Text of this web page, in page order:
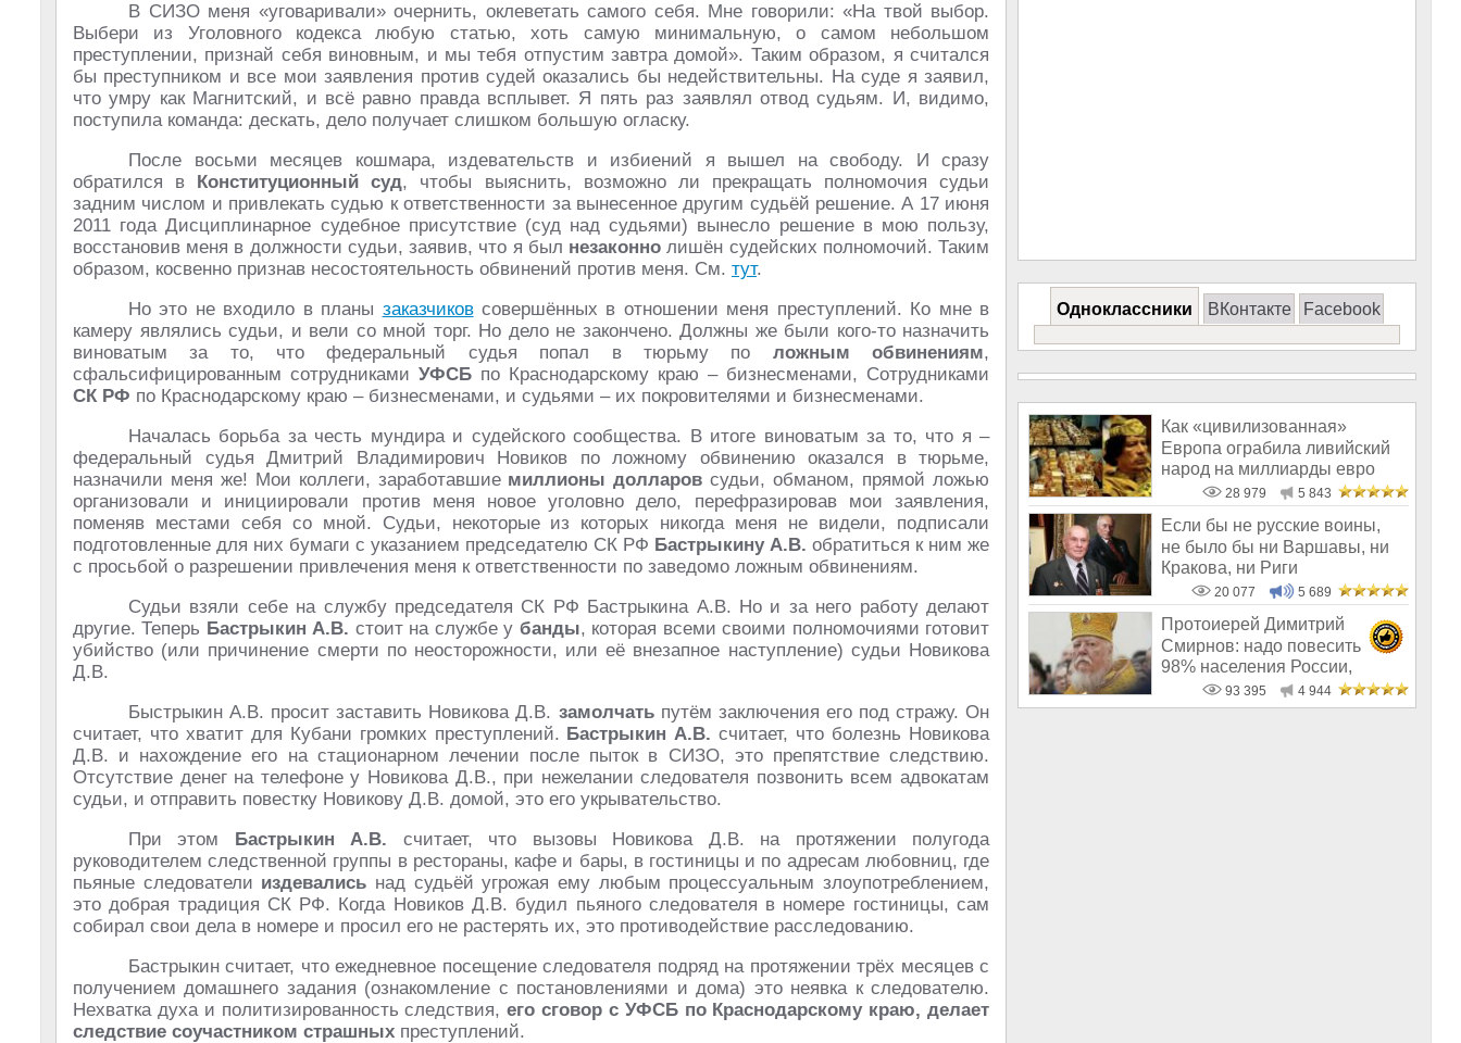
В СИЗО меня «уговаривали» очернить, оклеветать самого себя. Мне говорили: «На твой выбор.
Выбери из Уголовного кодекса любую статью, хоть самую минимальную, о самом небольшом
преступлении, признай себя виновным, и мы тебя отпустим завтра домой». Таким образом, я считался
бы преступником и все мои заявления против судей оказались бы недействительны. На суде я заявил,
что умру как Магнитский, и всё равно правда всплывет. Я пять раз заявлял отвод судьям. И, видимо,
поступила команда: дескать, дело получает слишком большую огласку.
После восьми месяцев кошмара, издевательств и избиений я вышел на свободу. И сразу
обратился в Конституционный суд, чтобы выяснить, возможно ли прекращать полномочия судьи
задним числом и привлекать судью к ответственности за вынесенное другим судьёй решение. А 17 июня
2011 года Дисциплинарное судебное присутствие (суд над судьями) вынесло решение в мою пользу,
восстановив меня в должности судьи, заявив, что я был незаконно лишён судейских полномочий. Таким
образом, косвенно признав несостоятельность обвинений против меня. См. тут.
Но это не входило в планы заказчиковсовершённых в отношении меня преступлений. Ко мне в
камеру являлись судьи, и вели со мной торг. Но дело не закончено. Должны же были кого-то назначить
виноватым за то, что федеральный судья попал в тюрьму по ложным обвинениям,
сфальсифицированным сотрудниками УФСБ по Краснодарскому краю – бизнесменами, Сотрудниками
СК РФ по Краснодарскому краю – бизнесменами, и судьями – их покровителями и бизнесменами.
Началась борьба за честь мундира и судейского сообщества. В итоге виноватым за то, что я –
федеральный судья Дмитрий Владимирович Новиков по ложному обвинению оказался в тюрьме,
назначили меня же! Мои коллеги, заработавшие миллионы долларов судьи, обманом, прямой ложью
организовали и инициировали против меня новое уголовно дело, перефразировав мои заявления,
поменяв местами себя со мной. Судьи, некоторые из которых никогда меня не видели, подписали
подготовленные для них бумаги с указанием председателю СК РФ Бастрыкину А.В. обратиться к ним же
с просьбой о разрешении привлечения меня к ответственности по заведомо ложным обвинениям.
Судьи взяли себе на службу председателя СК РФ Бастрыкина А.В. Но и за него работу делают
другие. Теперь Бастрыкин А.В. стоит на службе у банды, которая всеми своими полномочиями готовит
убийство (или причинение смерти по неосторожности, или её внезапное наступление) судьи Новикова
Д.В.
Быстрыкин А.В. просит заставить Новикова Д.В. замолчатьпутём заключения его под стражу. Он
считает, что хватит для Кубани громких преступлений. Бастрыкин А.В. считает, что болезнь Новикова
Д.В. и нахождение его на стационарном лечении после пыток в СИЗО, это препятствие следствию.
Отсутствие денег на телефоне у Новикова Д.В., при нежелании следователя позвонить всем адвокатам
судьи, и отправить повестку Новикову Д.В. домой, это его укрывательство.
При этом Бастрыкин А.В. считает, что вызовы Новикова Д.В. на протяжении полугода
руководителем следственной группы в рестораны, кафе и бары, в гостиницы и по адресам любовниц, где
пьяные следователи издевались над судьёй угрожая ему любым процессуальным злоупотреблением,
это добрая традиция СК РФ. Когда Новиков Д.В. будил пьяного следователя в номере гостиницы, сам
собирал свои дела в номере и просил его не растерять их, это противодействие расследованию.
Бастрыкин считает, что ежедневное посещение следователя подряд на протяжении трёх месяцев с
получением домашнего задания (ознакомление с постановлениями и дома) это неявка к следователю.
Нехватка духа и политизированность следствия,его сговор с УФСБ по Краснодарскому краю, делает
следствие соучастником страшных преступлений.
Одноклассники ВКонтакте Facebook
Как «цивилизованная»
Европа ограбила ливийский
народ на миллиарды евро
28 979 5 843
Если бы не русские воины,
не было бы ни Варшавы, ни
Кракова, ни Риги
20 077 5 689
Протоиерей Димитрий
Смирнов: надо повесить
98% населения России,
чтобы восторжество
93 395 4 944